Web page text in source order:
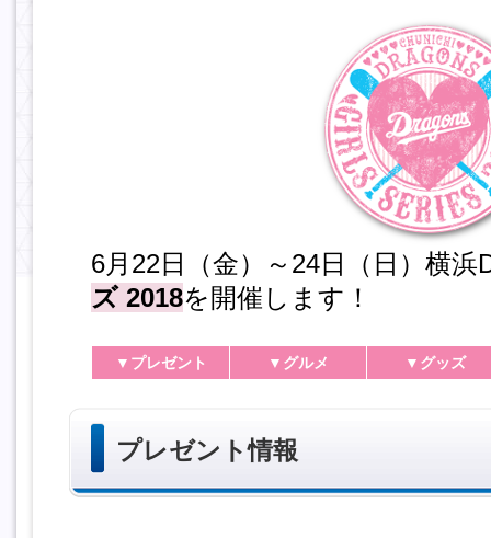
6月22日（金）～24日（日）横浜
ズ 2018を開催します！
▼プレゼント ▼グルメ ▼グッズ
プレゼント情報